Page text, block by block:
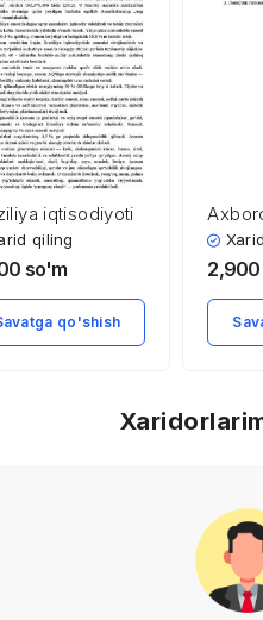
iqtisodiyoti
qiling
so'm
qo'shish
2,900